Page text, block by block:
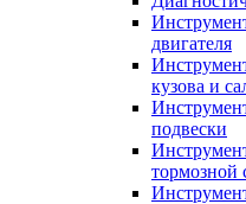
двигателя
кузова и
подвески
тормозной